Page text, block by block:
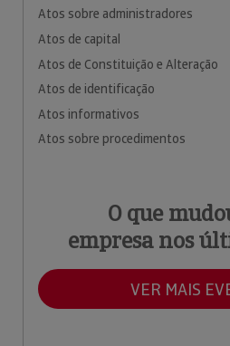
Atos sobre administradores
Atos de capital
Atos de Constituição e Alteração
Atos de identificação
Atos informativos
Atos sobre procedimentos
O que
empresa nos
VER MAIS